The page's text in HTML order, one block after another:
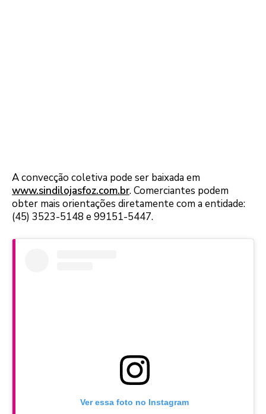
A convecção coletiva pode ser baixada em
www.sindilojasfoz.com.br. Comerciantes podem
obter mais orientações diretamente com a entidade:
(45) 3523-5148 e 99151-5447.
Ver essa foto no Instagram